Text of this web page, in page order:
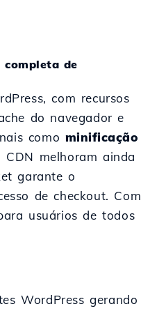
completa de
com recursos
do navegador e
como minificação
melhoram ainda
garante o
de checkout. Com
usuários de todos
WordPress gerando